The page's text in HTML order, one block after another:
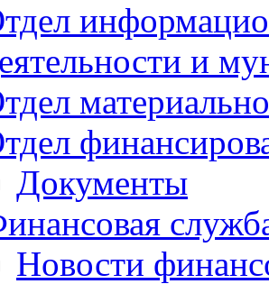
и
Документы
Новости